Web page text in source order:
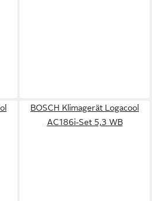
BOSCH Klimagerät Logacool
AC186i-Set 5,3 WB